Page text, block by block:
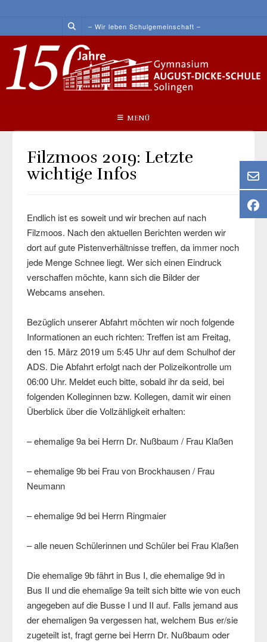
content
– Wir leben Schulgemeinschaft –
MENÜ
Filzmoos 2019: Letzte
wichtige Infos
Endlich ist es soweit und wir brechen auf nach
Filzmoos. Nach den aktuellen Berichten werden wir
dort auf gute Pistenverhältnisse treffen, da immer noch
jede Menge Schnee liegt. Wer sich einen Eindruck
verschaffen möchte, kann sich die Bilder der
Webcams ansehen.
Bezüglich unserer Abfahrt möchten wir noch folgende
Informationen an euch richten: Treffen ist am Freitag,
den 15. März 2019 um 5:45 Uhr auf dem Schulhof der
ADS. Die Abfahrt erfolgt nach der Polizeikontrolle um
06:00 Uhr. Meldet euch bitte, sobald ihr da seid, bei
folgenden Kolleginnen bzw. Kollegen, damit wir einen
Überblick über die Vollzähligkeit erhalten:
– ehemalige 9a bei Herrn Dr. Nußbaum / Frau Klaßen
– ehemalige 9b bei Frau von Brockhausen / Frau
Neumann
– ehemalige 9d bei Herrn Ringmaier
– alle neuen Schülerinnen und Schüler bei Frau Klaßen
Die ehemalige 9b fährt in Bus I, die ehemalige 9d in
Bus II und die ehemalige 9a teilt sich bitte wie von euch
angegeben auf die Busse I und II auf. Falls jemand aus
der ehemaligen 9a vergessen hat, welchem Bus er/sie
zugeteilt ist, fragt gerne bei Herrn Dr. Nußbaum oder